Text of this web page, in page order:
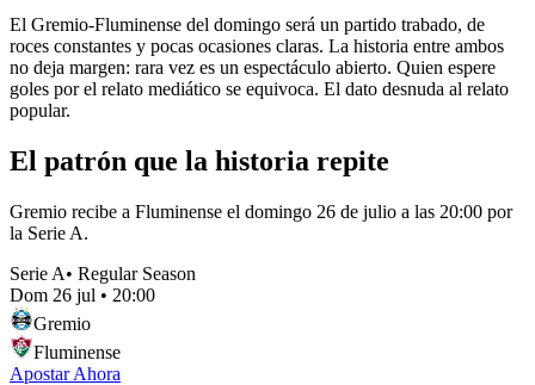
El Gremio-Fluminense del domingo será un partido trabado, de
roces constantes y pocas ocasiones claras. La historia entre ambos
no deja margen: rara vez es un espectáculo abierto. Quien espere
goles por el relato mediático se equivoca. El dato desnuda al relato
popular.
El patrón que la historia repite
Gremio recibe a Fluminense el domingo 26 de julio a las 20:00 por
la Serie A.
Serie A• Regular Season
Dom 26 jul • 20:00
Gremio
Fluminense
Apostar Ahora